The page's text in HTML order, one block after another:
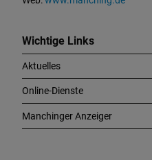
Wichtige Links
Aktuelles
Online-Dienste
Manchinger Anzeiger